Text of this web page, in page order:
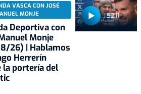
52:11
VASCA CON JOSÉ
MONJE
Deportiva con
Monje
26) | Hablamos
Herrerín
la portería del